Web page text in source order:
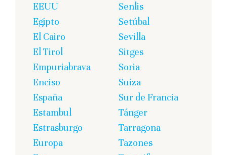
EEUU
Egipto
El Cairo
El Tirol
Empuriabrava
Enciso
España
Estambul
Estrasburgo
Europa
Senlis
Setúbal
Sevilla
Sitges
Soria
Suiza
Sur de Francia
Tánger
Tarragona
Tazones